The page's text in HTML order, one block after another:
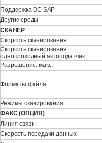
Поддержка ОС SAP
Другие среды
СКАНЕР
Скорость сканирования:
Скорость сканирования:
однопроходный автоподатчик
Разрешение: макс.
Форматы файла
Режимы сканирования
ФАКС (ОПЦИЯ)
Линия связи
Скорость передачи данных